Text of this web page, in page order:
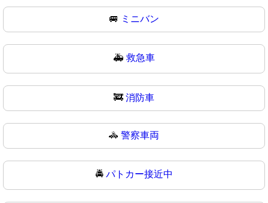
🚐 ミニバン
🚑 救急車
🚒 消防車
🚓 警察車両
🚔 パトカー接近中